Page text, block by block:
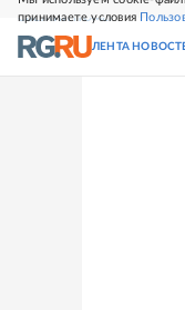
принимаете условия
СВЕЖИЙ НОМЕР
ЛЕНТА